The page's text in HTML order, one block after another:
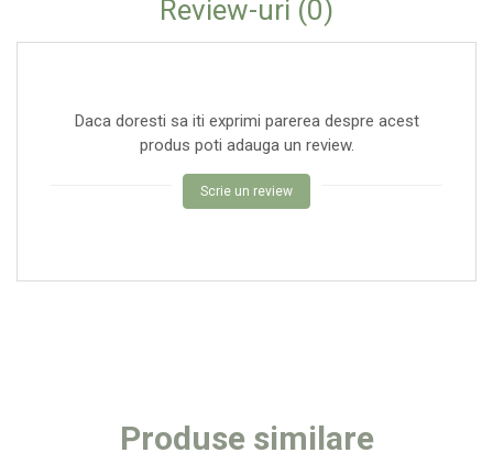
Review-uri (0)
Daca doresti sa iti exprimi parerea despre acest
produs poti adauga un review.
Scrie un review
Produse similare